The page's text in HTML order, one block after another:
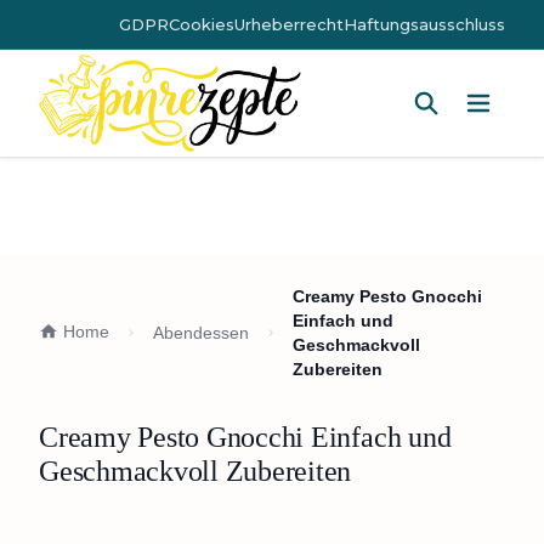
GDPRCookiesUrheberrechtHaftungsausschluss
Home Abendessen
Creamy Pesto Gnocchi
Einfach und
Geschmackvoll
Zubereiten
Creamy Pesto Gnocchi Einfach und
Geschmackvoll Zubereiten